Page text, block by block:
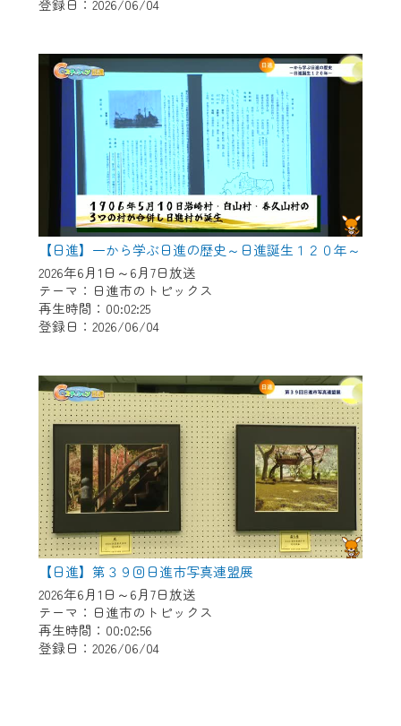
登録日：2026/06/04
【日進】一から学ぶ日進の歴史～日進誕生１２０年～
2026年6月1日～6月7日放送
テーマ：日進市のトピックス
再生時間：00:02:25
登録日：2026/06/04
【日進】第３９回日進市写真連盟展
2026年6月1日～6月7日放送
テーマ：日進市のトピックス
再生時間：00:02:56
登録日：2026/06/04